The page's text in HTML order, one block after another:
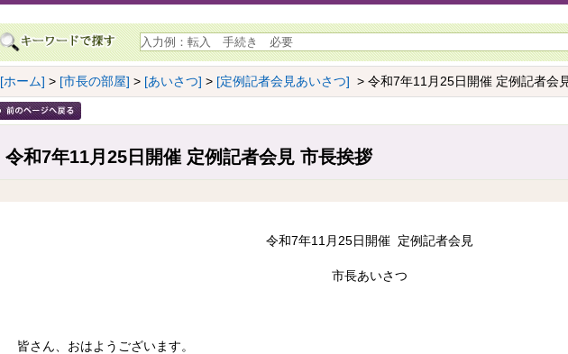
[ホーム] > [市長の部屋] > [あいさつ] > [定例記者会見あいさつ] > 令和7年11月25日開催 定例記者会
令和7年11月25日開催 定例記者会見 市長挨拶
令和7年11月25日開催 定例記者会見
市長あいさつ
皆さん、おはようございます。